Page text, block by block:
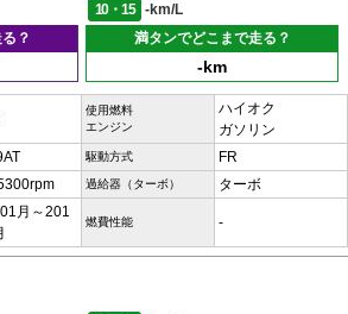
10・15
-km/L
？
満タンでどこまで走る？
-km
使用燃料
エンジン
ハイオク
ガソリン
駆動方式 FR
過給器（ターボ） ターボ
月～201
燃費性能 -